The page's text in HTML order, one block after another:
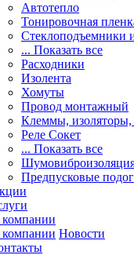
Автотепло
Тонировочная
Стеклоподъемники
... Показать все
Расходники
Изолента
Хомуты
Провод монтажный
Клеммы, изоляторы,
Реле Сокет
... Показать все
Предпусковые
Новости